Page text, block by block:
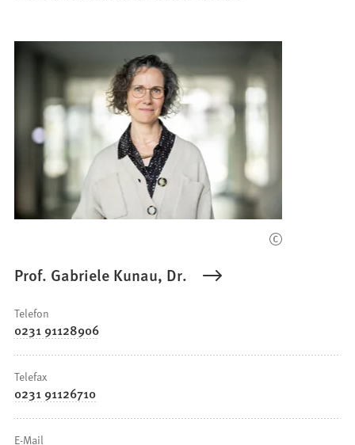
Prof. Gabriele Kunau, Dr.
Telefon
0231 91128906
Telefax
0231 91126710
E-Mail